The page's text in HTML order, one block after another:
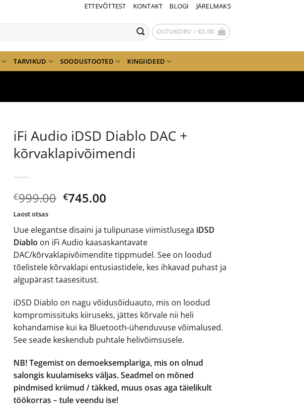
ETTEVÕTTEST KONTAKT BLOGI JÄRELMAKS
OSTUKORV / €0.00
TARVIKUD SOODUSTOOTED KINGIIDEED
iFi Audio iDSD Diablo DAC +
kõrvaklapivõimendi
€999.00 Algne
€999.00.
€745.00Current
€745.00.
Uue elegantse disaini ja tulipunase viimistlusega iDSD
Diablo on iFi Audio kaasaskantavate
DAC/kõrvaklapivõimendite tippmudel. See on loodud
tõelistele kõrvaklapi entusiastidele, kes ihkavad puhast ja
algupärast taasesitust.
iDSD Diablo on nagu võidusõiduauto, mis on loodud
kompromissituks kiiruseks, jättes kõrvale nii heli
kohandamise kui ka Bluetooth-ühenduvuse võimalused.
See seade keskendub puhtale helivõimsusele.
NB! Tegemist on demoeksemplariga, mis on olnud
salongis kuulamiseks väljas. Seadmel on mõned
pindmised kriimud / täkked, muus osas aga täielikult
töökorras – tule veendu ise!
Laost otsas